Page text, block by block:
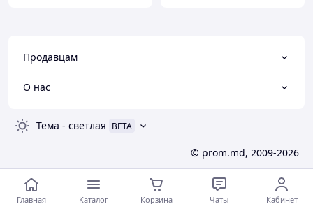
Продавцам
О нас
Тема - светлая BETA
© prom.md, 2009-2026
Главная Каталог Корзина Чаты Кабинет